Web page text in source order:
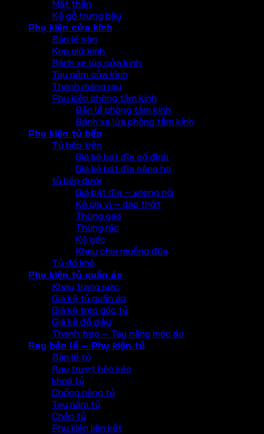
Mắt thần
Kệ gỗ trưng bày
Phụ kiện cửa kính
Bản lề sàn
Kẹp giữ kính
Bánh xe lùa cửa kính
Tay nắm cửa kính
Thanh máng ray
Phụ kiện phòng tắm kính
Bản lề phòng tắm kính
Bánh xe lùa phòng tắm kính
Phụ kiện tủ bếp
Tủ bếp trên
Giá kệ bát đĩa cố định
Giá kệ bát đĩa nâng hạ
tủ bếp dưới
Giá bát đĩa – xoong nồi
Kệ gia vị – dao thớt
Thùng gạo
Thùng rác
Kệ góc
Khay chia muỗng đũa
Tủ đồ khô
Phụ kiện tủ quần áo
Khay trang sức
Giá kệ tủ quần áo
Giá kệ treo góc tủ
Giá kệ để giày
Thanh treo – Tay nâng móc áo
Ray bản lề – Phụ kiện tủ
Bản lề tủ
Ray trượt hộc kéo
khoá tủ
Chống nâng tủ
Tay nắm tủ
Chân tủ
Phụ kiện liên kết